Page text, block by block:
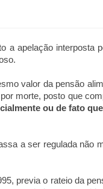
a apelação
valor da pensão
morte, posto que
ou de fato
a ser regulada
previa o rateio da